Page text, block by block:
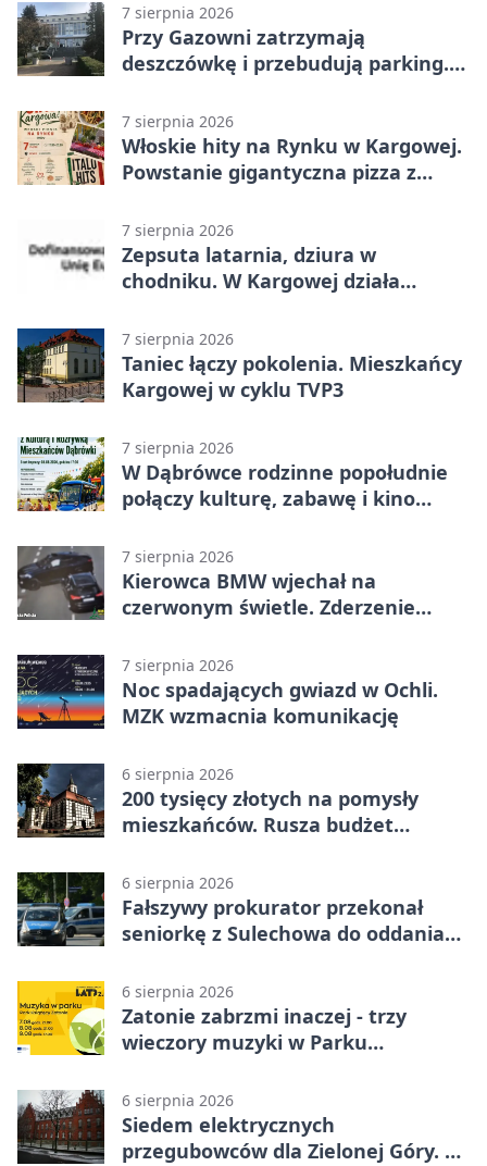
7 sierpnia 2026
Przy Gazowni zatrzymają
deszczówkę i przebudują parking.
7 sierpnia 2026
Włoskie hity na Rynku w Kargowej.
Powstanie gigantyczna pizza z
7 sierpnia 2026
Zepsuta latarnia, dziura w
chodniku. W Kargowej działa
7 sierpnia 2026
Taniec łączy pokolenia. Mieszkańcy
Kargowej w cyklu TVP3
7 sierpnia 2026
W Dąbrówce rodzinne popołudnie
połączy kulturę, zabawę i kino
7 sierpnia 2026
Kierowca BMW wjechał na
czerwonym świetle. Zderzenie
7 sierpnia 2026
Noc spadających gwiazd w Ochli.
MZK wzmacnia komunikację
6 sierpnia 2026
200 tysięcy złotych na pomysły
mieszkańców. Rusza budżet
6 sierpnia 2026
Fałszywy prokurator przekonał
seniorkę z Sulechowa do oddania
6 sierpnia 2026
Zatonie zabrzmi inaczej - trzy
wieczory muzyki w Parku
6 sierpnia 2026
Siedem elektrycznych
przegubowców dla Zielonej Góry. To